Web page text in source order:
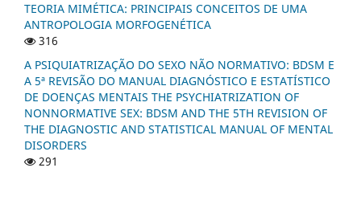
TEORIA MIMÉTICA: PRINCIPAIS CONCEITOS DE UMA
ANTROPOLOGIA MORFOGENÉTICA
316
A PSIQUIATRIZAÇÃO DO SEXO NÃO NORMATIVO: BDSM E
A 5ª REVISÃO DO MANUAL DIAGNÓSTICO E ESTATÍSTICO
DE DOENÇAS MENTAIS THE PSYCHIATRIZATION OF
NONNORMATIVE SEX: BDSM AND THE 5TH REVISION OF
THE DIAGNOSTIC AND STATISTICAL MANUAL OF MENTAL
DISORDERS
291